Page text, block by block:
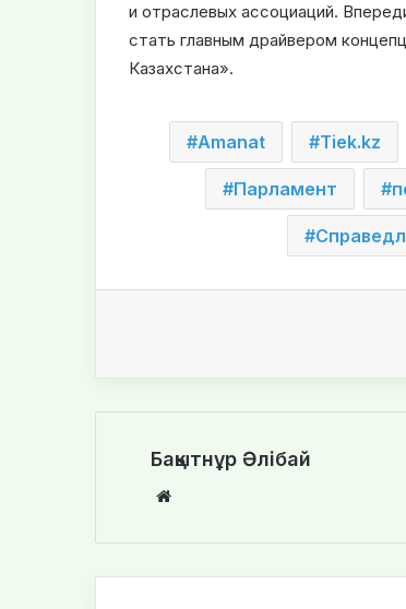
и отраслевых ассоциаций.
стать главным драйвером
Казахстана».
Amanat Tiek.kz
Парламент
Бақытнұр Әлібай
te